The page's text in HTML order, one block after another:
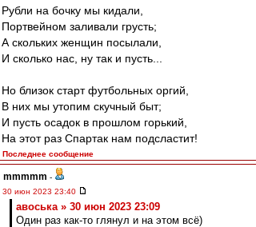
Рубли на бочку мы кидали,
Портвейном заливали грусть;
А скольких женщин посылали,
И сколько нас, ну так и пусть...
Но близок старт футбольных оргий,
В них мы утопим скучный быт;
И пусть осадок в прошлом горький,
На этот раз Спартак нам подсластит!
Последнее сообщение
mmmmm -
30 июн 2023 23:40
авоська » 30 июн 2023 23:09
Один раз как-то глянул и на этом всё)